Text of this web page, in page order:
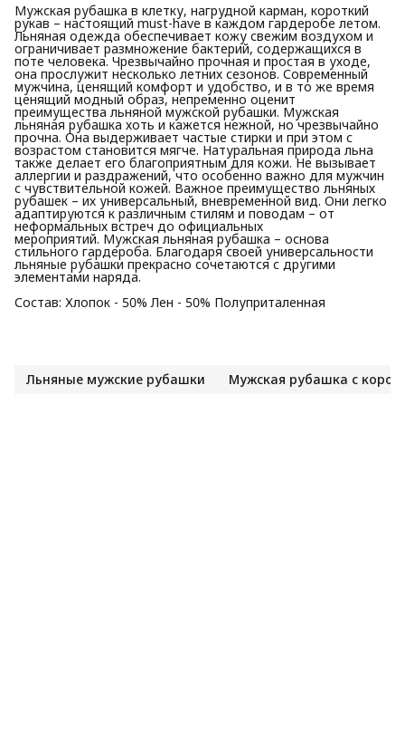
Мужская рубашка в клетку, нагрудной карман, короткий
рукав – настоящий must-have в каждом гардеробе летом.
Льняная одежда обеспечивает кожу свежим воздухом и
ограничивает размножение бактерий, содержащихся в
поте человека. Чрезвычайно прочная и простая в уходе,
она прослужит несколько летних сезонов. Современный
мужчина, ценящий комфорт и удобство, и в то же время
ценящий модный образ, непременно оценит
преимущества льняной мужской рубашки. Мужская
льняная рубашка хоть и кажется нежной, но чрезвычайно
прочна. Она выдерживает частые стирки и при этом с
возрастом становится мягче. Натуральная природа льна
также делает его благоприятным для кожи. Не вызывает
аллергии и раздражений, что особенно важно для мужчин
с чувствительной кожей. Важное преимущество льняных
рубашек – их универсальный, вневременной вид. Они легко
адаптируются к различным стилям и поводам – от
неформальных встреч до официальных
мероприятий. Мужская льняная рубашка – основа
стильного гардероба. Благодаря своей универсальности
льняные рубашки прекрасно сочетаются с другими
элементами наряда.
Состав: Хлопок - 50% Лен - 50% Полуприталенная
Льняные мужские рубашки Мужская рубашка с